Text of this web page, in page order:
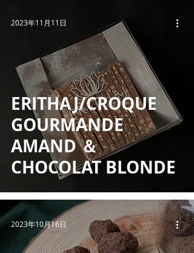
ERITHAJ/CROQUE
GOURMANDE
AMAND ＆
CHOCOLAT BLONDE
2023年11月11日
2023年10月16日